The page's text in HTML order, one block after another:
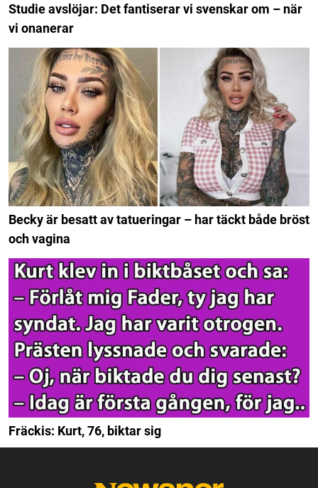
Studie avslöjar: Det fantiserar vi svenskar om – när
vi onanerar
Becky är besatt av tatueringar – har täckt både bröst
och vagina
Fräckis: Kurt, 76, biktar sig